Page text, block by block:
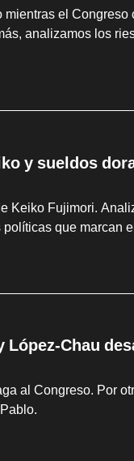
el
analizamos los
y sueldos
Keiko Fujimori.
que marcan
Chau
al Congreso. Por